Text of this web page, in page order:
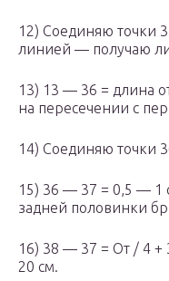
12) Соединяю точки
линией — получаю
13) 13 — 36 = длина
на пересечении с
14) Соединяю точки
15) 36 — 37 = 0,5 — 1
задней половинки
16) 38 — 37 = От / 4 +
20 см.